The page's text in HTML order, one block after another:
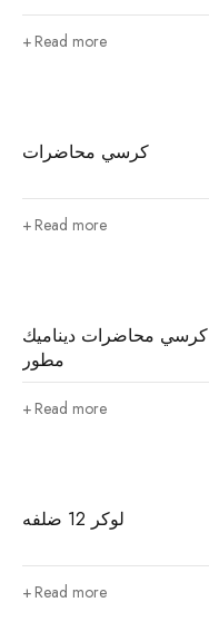
Read more
كرسي محاضرات
Read more
كرسي محاضرات ديناميك
مطور
Read more
لوكر 12 ضلفه
Read more